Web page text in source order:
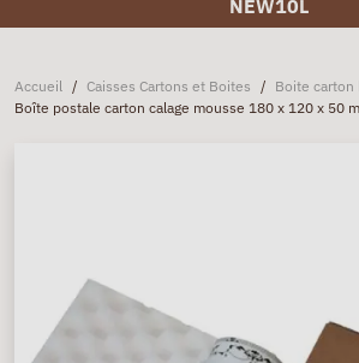
NEW10L
Accueil / Caisses Cartons et Boites / Boite carton
Boîte postale carton calage mousse 180 x 120 x 50